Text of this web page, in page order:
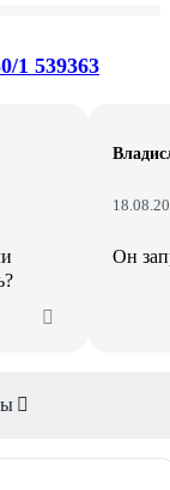
1 539363
Он